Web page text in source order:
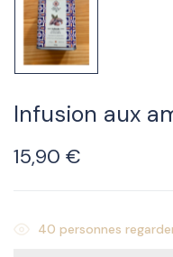
Infusion aux
15,90 €
40 personnes